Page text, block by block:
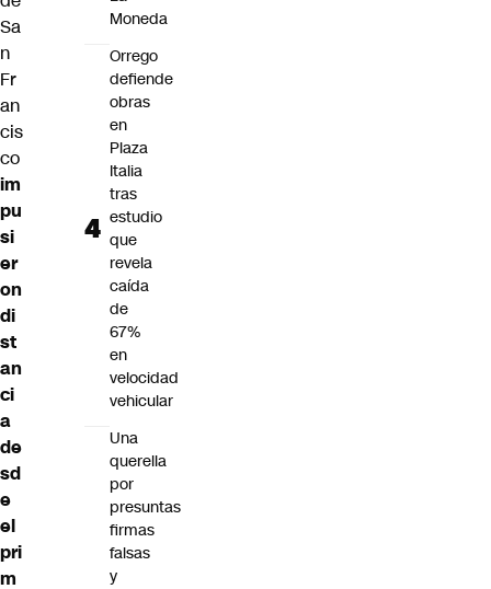
Sa
n
Fr
an
cis
co
im
pu
si
er
on
di
st
an
ci
a
de
sd
e
el
pri
m
Moneda
Orrego
defiende
obras
en
Plaza
Italia
tras
estudio
que
revela
caída
de
67%
en
velocidad
vehicular
Una
querella
por
presuntas
firmas
falsas
y